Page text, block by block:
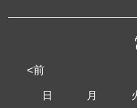
<前
日 月